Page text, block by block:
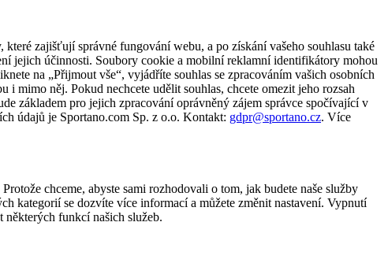
zajišťují správné fungování webu, a po získání vašeho souhlasu také
jejich účinnosti. Soubory cookie a mobilní reklamní identifikátory mohou
na „Přijmout vše“, vyjádříte souhlas se zpracováním vašich osobních
mimo něj. Pokud nechcete udělit souhlas, chcete omezit jeho rozsah
základem pro jejich zpracování oprávněný zájem správce spočívající v
údajů je Sportano.com Sp. z o.o. Kontakt: gdpr@sportano.cz. Více
chceme, abyste sami rozhodovali o tom, jak budete naše služby
kategorií se dozvíte více informací a můžete změnit nastavení. Vypnutí
některých funkcí našich služeb.